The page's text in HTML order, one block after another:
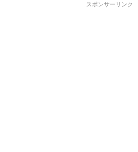
スポンサーリンク